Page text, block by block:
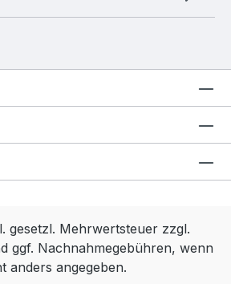
gesetzl. Mehrwertsteuer zzgl.
ggf. Nachnahmegebühren, wenn
anders angegeben.